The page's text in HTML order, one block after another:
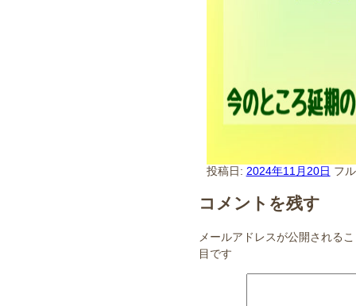
投稿日: 2024年11月20日 フ
コメントを残す
メールアドレスが公開される
目です